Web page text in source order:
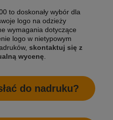
to doskonały wybór dla
logo na odzieży
wymagania dotyczące
logo w nietypowym
skontaktuj się z
wycenę
do nadruku?